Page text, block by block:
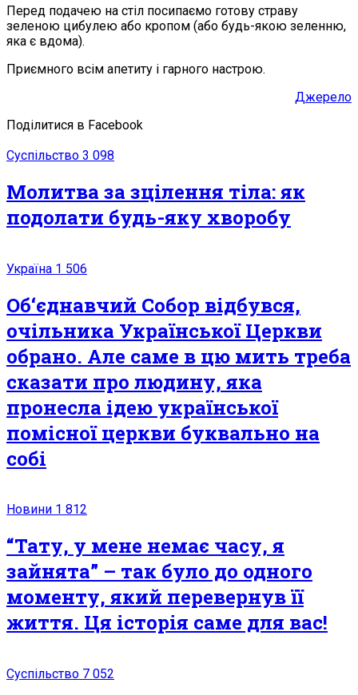
Перед подачею на стіл посипаємо готову страву
зеленою цибулею або кропом (або будь-якою зеленню,
яка є вдома).
Приємного всім апетиту і гарного настрою.
Джерело
Поділитися в Facebook
Суспільство 3 098
Молитва за зцілення тіла: як
подолати будь-яку хворобу
Україна 1 506
Об‘єднавчий Собор відбувся,
очільника Української Церкви
обрано. Але саме в цю мить треба
сказати про людину, яка
пронесла ідею української
помісної церкви буквально на
собі
Новини 1 812
“Тату, у мене немає часу, я
зайнята” – так було до одного
моменту, який перевернув її
життя. Ця історія саме для вас!
Суспільство 7 052